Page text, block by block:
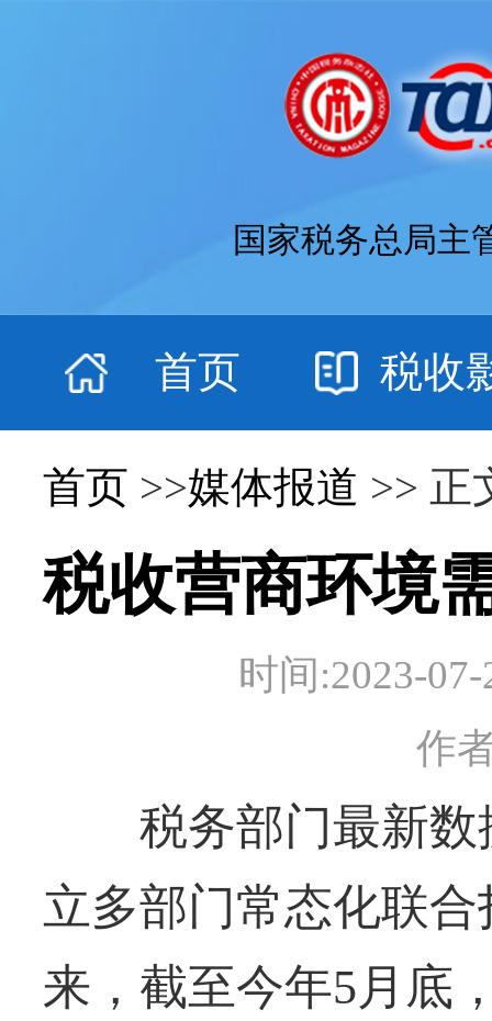
国家税务总局主
首页 税收
首页 >>媒体报道 >> 正
税收营商环境
时间:2023-
作
税务部门最新数
立多部门常态化联
来，截至今年5月底